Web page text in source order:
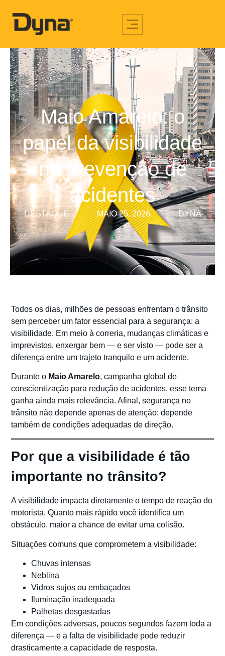
Maio Amarelo: o
papel da visibilidade
na prevenção de
acidentes
DESTAQUE MAIO 25, 2026 DYNA
Todos os dias, milhões de pessoas enfrentam o trânsito
sem perceber um fator essencial para a segurança: a
visibilidade. Em meio à correria, mudanças climáticas e
imprevistos, enxergar bem — e ser visto — pode ser a
diferença entre um trajeto tranquilo e um acidente.
Durante o Maio Amarelo, campanha global de
conscientização para redução de acidentes, esse tema
ganha ainda mais relevância. Afinal, segurança no
trânsito não depende apenas de atenção: depende
também de condições adequadas de direção.
Por que a visibilidade é tão
importante no trânsito?
A visibilidade impacta diretamente o tempo de reação do
motorista. Quanto mais rápido você identifica um
obstáculo, maior a chance de evitar uma colisão.
Situações comuns que comprometem a visibilidade:
Chuvas intensas
Neblina
Vidros sujos ou embaçados
Iluminação inadequada
Palhetas desgastadas
Em condições adversas, poucos segundos fazem toda a
diferença — e a falta de visibilidade pode reduzir
drasticamente a capacidade de resposta.